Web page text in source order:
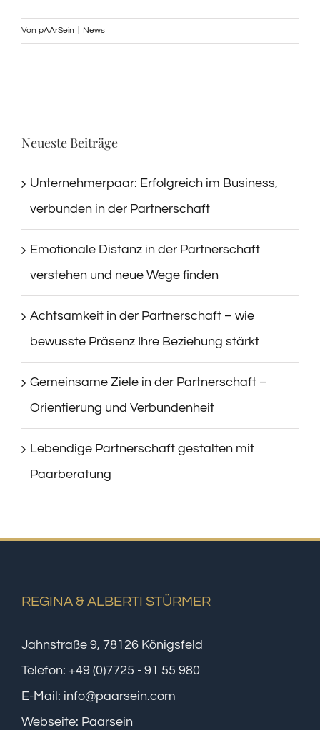
Von pAArSein News
Neueste Beiträge
Unternehmerpaar: Erfolgreich im Business,
verbunden in der Partnerschaft
Emotionale Distanz in der Partnerschaft
verstehen und neue Wege finden
Achtsamkeit in der Partnerschaft – wie
bewusste Präsenz Ihre Beziehung stärkt
Gemeinsame Ziele in der Partnerschaft –
Orientierung und Verbundenheit
Lebendige Partnerschaft gestalten mit
Paarberatung
REGINA & ALBERTI STÜRMER
Jahnstraße 9, 78126 Königsfeld
Telefon: +49 (0)7725 - 91 55 980
E-Mail: info@paarsein.com
Webseite: Paarsein